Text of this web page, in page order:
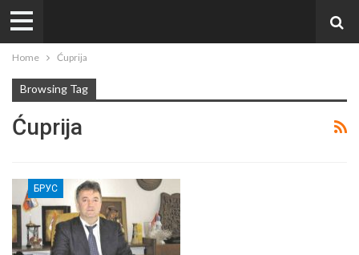
Home Ćuprija
Browsing Tag
Ćuprija
БРУС